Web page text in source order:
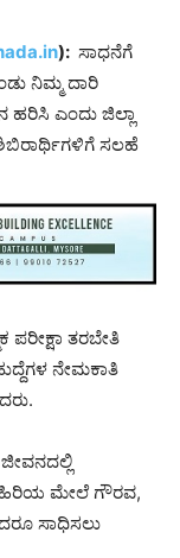
): ಸಾಧನೆಗೆ
ನಿಮ್ಮ ದಾರಿ
ಹರಿಸಿ ಎಂದು ಜಿಲ್ಲಾ
ಸಲಹೆ
ಪರೀಕ್ಷಾ ತರಬೇತಿ
ನೇಮಕಾತಿ
ಹಿರಿಯ ಮೇಲೆ ಗೌರವ,
ಸಾಧಿಸಲು